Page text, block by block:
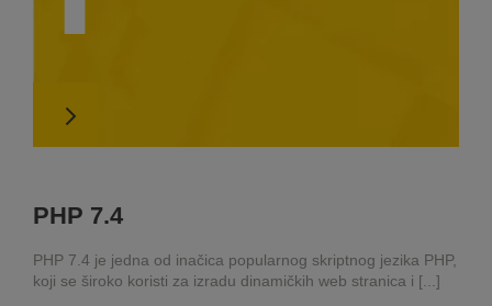
PHP 7.4
PHP 7.4 je jedna od inačica popularnog skriptnog jezika PHP,
koji se široko koristi za izradu dinamičkih web stranica i [...]